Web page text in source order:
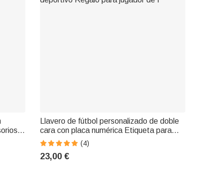
Llavero de fútbol personalizado de doble
cara con placa numérica Etiqueta para
bolso con textura de cuero Accesorio
deportivo Regalo para jugador de f
(4)
23,00 €